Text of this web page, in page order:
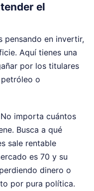
el
pensando en invertir,
Aquí tienes una
por los titulares
o
importa cuántos
Busca a qué
sale rentable
es 70 y su
dinero o
por pura política.